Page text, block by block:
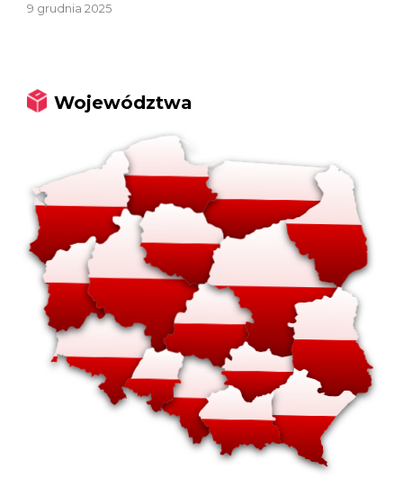
9 grudnia 2025
Województwa